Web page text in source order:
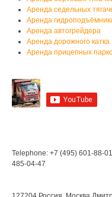
Аренда седельных
Аренда
Аренда автогрейдера
Аренда дорожного катка
Аренда прицепных
Telephone: +7 (495) 601-88-01
485-04-47